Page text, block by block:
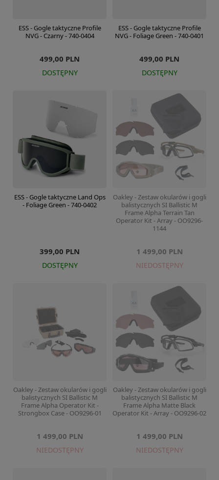
ESS - Gogle taktyczne Profile
NVG - Czarny - 740-0404
499,00 PLN
DOSTĘPNY
ESS - Gogle taktyczne Profile
NVG - Foliage Green - 740-0401
499,00 PLN
DOSTĘPNY
ESS - Gogle taktyczne Land Ops
- Foliage Green - 740-0402
399,00 PLN
DOSTĘPNY
Oakley - Zestaw okularów i gogli
balistycznych SI Ballistic M
Frame Alpha Terrain Tan
Operator Kit - Array - OO9296-
1144
1 499,00 PLN
NIEDOSTĘPNY
Oakley - Zestaw okularów i gogli
balistycznych SI Ballistic M
Frame Alpha Operator Kit -
Strongbox Case - OO9296-01
1 499,00 PLN
NIEDOSTĘPNY
Oakley - Zestaw okularów i gogli
balistycznych SI Ballistic M
Frame Alpha Matte Black
Operator Kit - Array - OO9296-02
1 499,00 PLN
NIEDOSTĘPNY